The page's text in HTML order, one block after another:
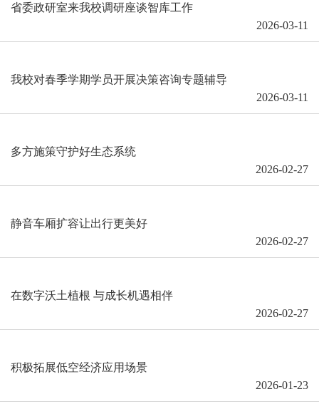
省委政研室来我校调研座谈智库工作
2026-03-11
我校对春季学期学员开展决策咨询专题辅导
2026-03-11
多方施策守护好生态系统
2026-02-27
静音车厢扩容让出行更美好
2026-02-27
在数字沃土植根 与成长机遇相伴
2026-02-27
积极拓展低空经济应用场景
2026-01-23